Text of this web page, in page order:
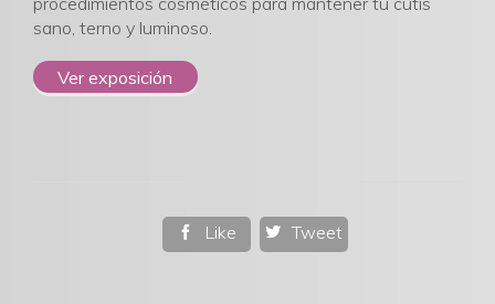
sano, terno y luminoso.
Ver exposición
 Like  Tweet